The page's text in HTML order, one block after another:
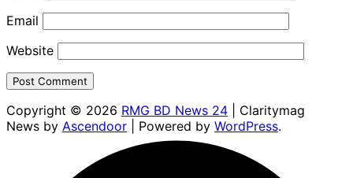
Email
Website
Copyright © 2026 RMG BD News 24 | Claritymag
News by Ascendoor | Powered by WordPress.